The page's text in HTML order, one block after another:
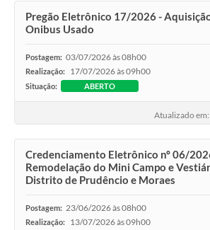
Pregão Eletrônico 17/2026 -
Onibus Usado
Postagem: 03/07/2026 às 08h00
Realização: 17/07/2026 às 09h00
Situação: ABERTO
Atualizado
Credenciamento Eletrônico nº 06/
Remodelação do Mini Campo e
Distrito de Prudêncio e Moraes
Postagem: 23/06/2026 às 08h00
Realização: 13/07/2026 às 09h00